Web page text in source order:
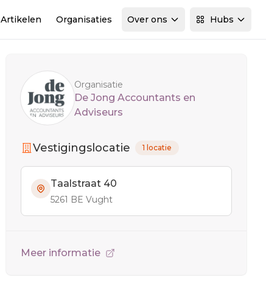
Artikelen Organisaties Over ons Hubs
Organisatie
De Jong Accountants en
Adviseurs
Vestigingslocatie 1 locatie
Taalstraat 40
5261 BE Vught
Meer informatie